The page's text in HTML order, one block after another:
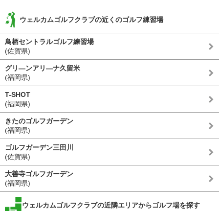
ウェルカムゴルフクラブの近くのゴルフ練習場
鳥栖セントラルゴルフ練習場
(佐賀県)
グリ―ンアリ―ナ久留米
(福岡県)
T-SHOT
(福岡県)
きたのゴルフガーデン
(福岡県)
ゴルフガーデン三田川
(佐賀県)
大善寺ゴルフガーデン
(福岡県)
ウェルカムゴルフクラブの近隣エリアからゴルフ場を探す